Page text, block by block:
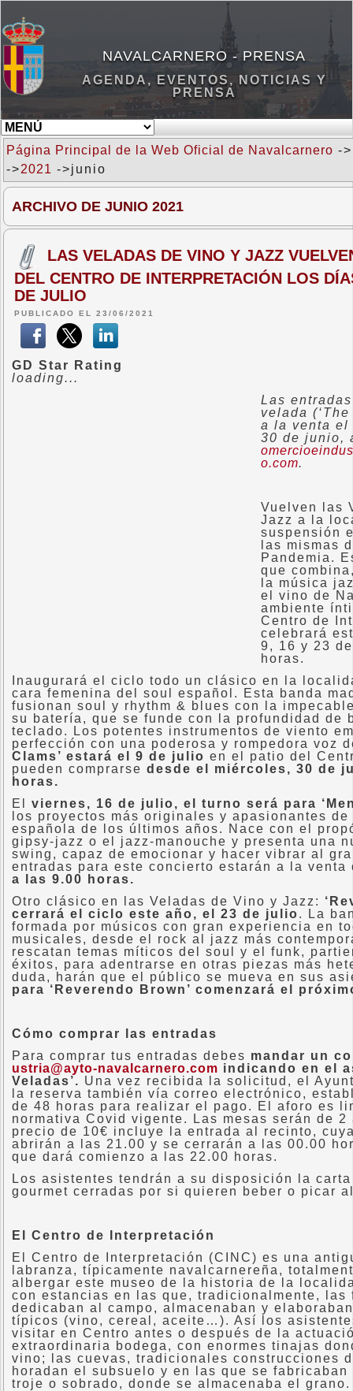
NAVALCARNERO - PRENSA
AGENDA, EVENTOS, NOTICIAS Y
PRENSA
Página Principal de la Web Oficial de Navalcarnero ->
->2021 ->junio
ARCHIVO DE JUNIO 2021
LAS VELADAS DE VINO Y JAZZ
DEL CENTRO DE INTERPRETACIÓN LOS
DE JULIO
PUBLICADO EL 23/06/2021
GD Star Rating
loading...
Las
velada
a la venta el
30 de junio,
o.com.
Vuelven las
Jazz a la
suspensión
las mismas
Pandemia.
que
la música
el vino de
ambiente
Centro de
celebrará
9, 16 y 23
horas.
Inaugurará el ciclo todo un clásico en la
cara femenina del soul español. Esta banda
fusionan soul y rhythm & blues con la
su batería, que se funde con la profundidad de
teclado. Los potentes instrumentos de viento
perfección con una poderosa y rompedora voz
Clams’ estará el 9 de julio en el patio del
pueden comprarse desde el miércoles, 30 de
horas.
El viernes, 16 de julio, el turno será para
los proyectos más originales y apasionantes
española de los últimos años. Nace con el
gipsy-jazz o el jazz-manouche y presenta una
swing, capaz de emocionar y hacer vibrar al
entradas para este concierto estarán a la venta
a las 9.00 horas.
Otro clásico en las Veladas de Vino y Jazz:
cerrará el ciclo este año, el 23 de julio. La
formada por músicos con gran experiencia en
musicales, desde el rock al jazz más
rescatan temas míticos del soul y el funk,
éxitos, para adentrarse en otras piezas más
duda, harán que el público se mueva en sus
para ‘Reverendo Brown’ comenzará el
Cómo comprar las entradas
Para comprar tus entradas debes mandar un
ustria@ayto-navalcarnero.com indicando en el
Veladas’. Una vez recibida la solicitud, el
la reserva también vía correo electrónico,
de 48 horas para realizar el pago. El aforo es
normativa Covid vigente. Las mesas serán de
precio de 10€ incluye la entrada al recinto,
abrirán a las 21.00 y se cerrarán a las 00.00
que dará comienzo a las 22.00 horas.
Los asistentes tendrán a su disposición la
gourmet cerradas por si quieren beber o picar
El Centro de Interpretación
El Centro de Interpretación (CINC) es una
labranza, típicamente navalcarnereña,
albergar este museo de la historia de la
con estancias en las que, tradicionalmente, las
dedicaban al campo, almacenaban y
típicos (vino, cereal, aceite…). Así los
visitar en Centro antes o después de la
extraordinaria bodega, con enormes tinajas
vino; las cuevas, tradicionales construcciones
horadan el subsuelo y en las que se
troje o sobrado, donde se almacenaba el grano.